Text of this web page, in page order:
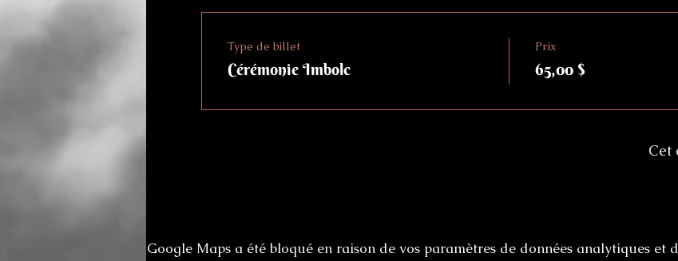
Type de billet
Cérémonie Imbolc
Prix
65,00 $
Cet
Google Maps a été bloqué en raison de vos paramètres de données analytiques et